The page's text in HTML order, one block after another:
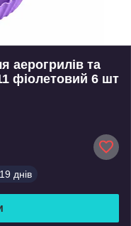
аерогрилів та
фіолетовий 6 шт
19 днів